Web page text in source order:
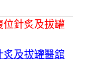
位針炙及拔罐
炙及拔罐醫舘